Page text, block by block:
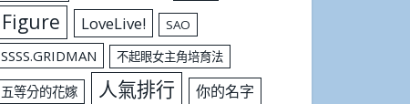
Figure LoveLive! SAO
SSSS.GRIDMAN 不起眼女主角培育法
五等分的花嫁 人氣排行 你的名字